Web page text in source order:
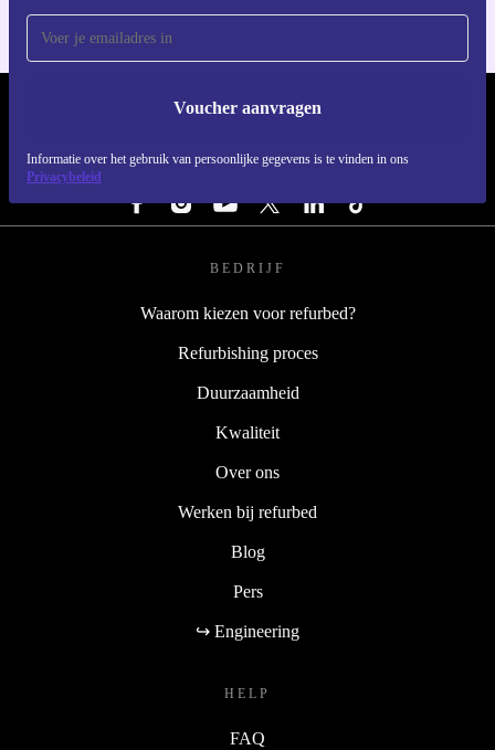
Voucher aanvragen
Informatie over het gebruik van persoonlijke gegevens is te vinden in ons
Privacybeleid
REFURBED NEDERLAND - RETHINK NEW.
VOLG ONS
BEDRIJF
Waarom kiezen voor refurbed?
Refurbishing proces
Duurzaamheid
Kwaliteit
Over ons
Werken bij refurbed
Blog
Pers
↪ Engineering
HELP
FAQ